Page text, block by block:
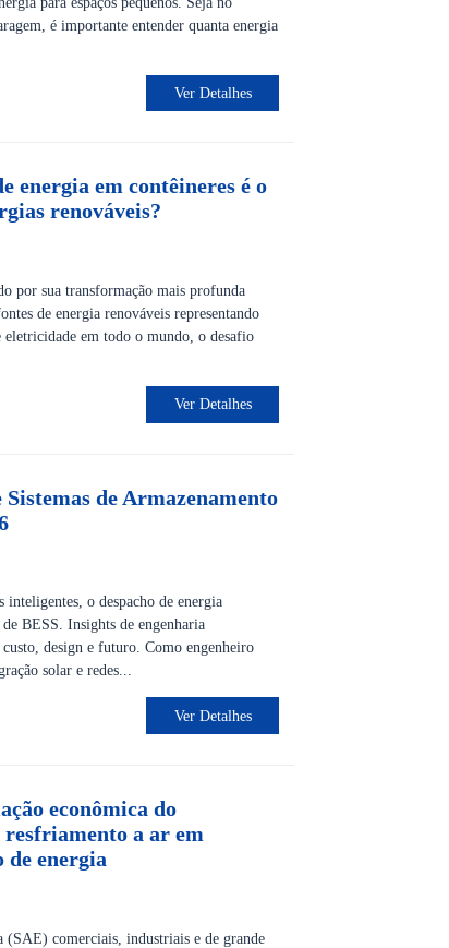
é importante entender quanta energia
Ver Detalhes
energia em contêineres é o
renováveis?
por sua transformação mais profunda
de energia renováveis ​​representando
eletricidade em todo o mundo, o desafio
Ver Detalhes
de Armazenamento
o despacho de energia
BESS. Insights de engenharia
design e futuro. Como engenheiro
solar e redes...
Ver Detalhes
econômica do
a ar em
de energia
(SAE) comerciais, industriais e de grande